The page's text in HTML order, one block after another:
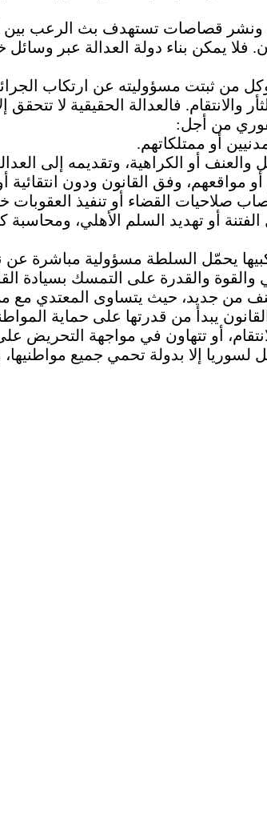
ونشر قصاصات تستهدف بث الرعب بين
فلا يمكن بناء دولة العدالة عبر
من ثبتت مسؤوليته عن ارتكاب
فالعدالة الحقيقية لا تتحقق
من أجل:
أو ممتلكاتهم.
أو الكراهية، وتقديمه إلى
مواقعهم، وفق القانون ودون انتقائية
صلاحيات القضاء أو تنفيذ العقوبات
أو تهديد السلم الأهلي،
يحمّل السلطة مسؤولية مباشرة عن
والقدرة على التمسك بسيادة
من جديد، حيث يتساوى المعتدي مع
يبدأ من قدرتها على حماية
أو تتهاون في مواجهة التحريض على
لسوريا إلا بدولة تحمي جميع